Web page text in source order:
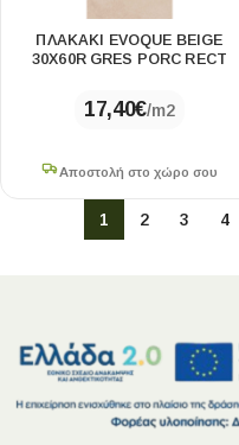
ΠΛΑΚΑΚΙ EVOQUE BEIGE
30X60R GRES PORC RECT
17,40€/m2
Αποστολή στο χώρο σου
1 2 3 4